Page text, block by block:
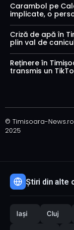
Carambol pe
implicate, o
Criză de apă în
plin val de
Reținere în
transmis un
© Timisoara-
2025
Știri din alte
Iași Cluj